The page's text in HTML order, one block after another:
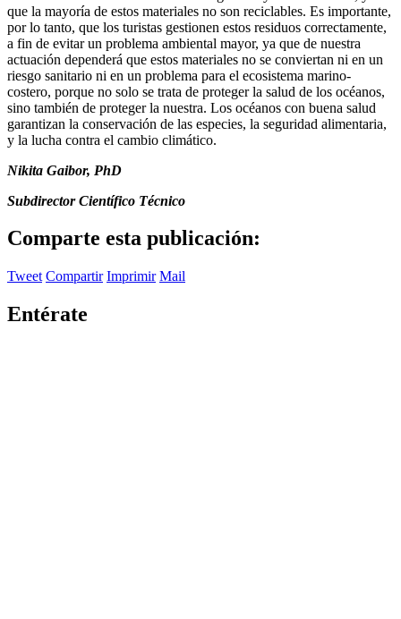
que la mayoría de estos materiales no son reciclables. Es importante,
por lo tanto, que los turistas gestionen estos residuos correctamente,
a fin de evitar un problema ambiental mayor, ya que de nuestra
actuación dependerá que estos materiales no se conviertan ni en un
riesgo sanitario ni en un problema para el ecosistema marino-
costero, porque no solo se trata de proteger la salud de los océanos,
sino también de proteger la nuestra. Los océanos con buena salud
garantizan la conservación de las especies, la seguridad alimentaria,
y la lucha contra el cambio climático.
Nikita Gaibor, PhD
Subdirector Científico Técnico
Comparte esta publicación:
Tweet Compartir Imprimir Mail
Entérate